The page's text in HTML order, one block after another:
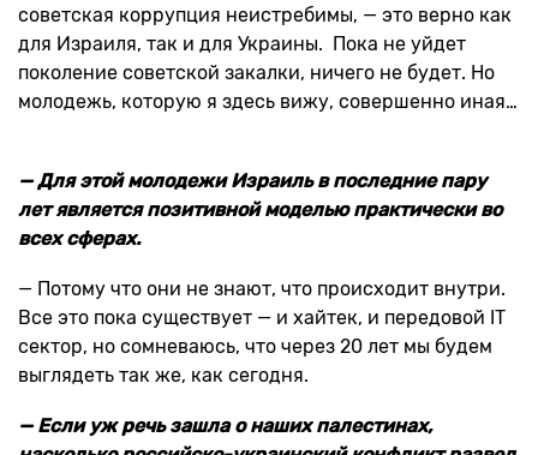
советская коррупция неистребимы, — это верно как
для Израиля, так и для Украины. Пока не уйдет
поколение советской закалки, ничего не будет. Но
молодежь, которую я здесь вижу, совершенно иная…
— Для этой молодежи Израиль в последние пару
лет является позитивной моделью практически во
всех сферах.
— Потому что они не знают, что происходит внутри.
Все это пока существует — и хайтек, и передовой IT
сектор, но сомневаюсь, что через 20 лет мы будем
выглядеть так же, как сегодня.
— Если уж речь зашла о наших палестинах,